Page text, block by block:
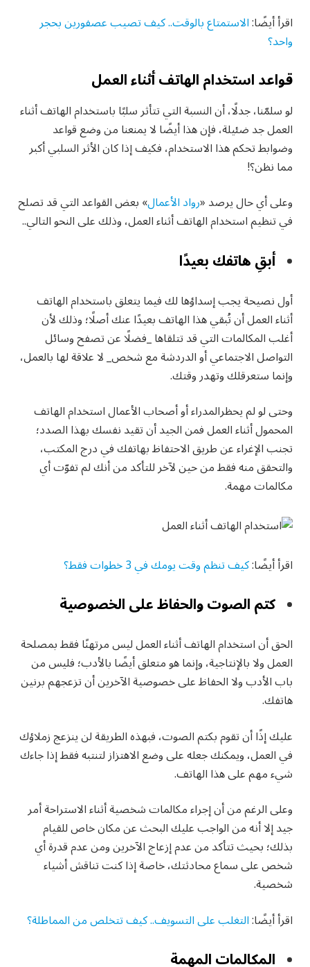
اقرأ أيضًا:الاستمتاع بالوقت.. كيف تصيب عصفورين بحجر
واحد؟
قواعد استخدام الهاتف أثناء العمل
لو سلمّنا، جدلًا، أن النسبة التي تتأثر سلبًا باستخدام الهاتف أثناء
العمل جد ضئيلة، فإن هذا أيضًا لا يمنعنا من وضع قواعد
وضوابط تحكم هذا الاستخدام، فكيف إذا كان الأثر السلبي أكبر
مما نظن؟!
وعلى أي حال يرصد «رواد الأعمال» بعض القواعد التي قد تصلح
في تنظيم استخدام الهاتف أثناء العمل، وذلك على النحو التالي..
أبقِ هاتفك بعيدًا
أول نصيحة يجب إسداؤها لك فيما يتعلق باستخدام الهاتف
أثناء العمل أن تُبقي هذا الهاتف بعيدًا عنك أصلًا؛ وذلك لأن
أغلب المكالمات التي قد تتلقاها _فضلًا عن تصفح وسائل
التواصل الاجتماعي أو الدردشة مع شخص_ لا علاقة لها بالعمل،
وإنما ستعرقلك وتهدر وقتك.
وحتى لو لم يحظرالمدراء أو أصحاب الأعمال استخدام الهاتف
المحمول أثناء العمل فمن الجيد أن تقيد نفسك بهذا الصدد؛
تجنب الإغراء عن طريق الاحتفاظ بهاتفك في درج المكتب،
والتحقق منه فقط من حين لآخر للتأكد من أنك لم تفوّت أي
مكالمات مهمة.
اقرأ أيضًا:كيف تنظم وقت يومك في 3 خطوات فقط؟
كتم الصوت والحفاظ على الخصوصية
الحق أن استخدام الهاتف أثناء العمل ليس مرتهنًا فقط بمصلحة
العمل ولا بالإنتاجية، وإنما هو متعلق أيضًا بالأدب؛ فليس من
باب الأدب ولا الحفاظ على خصوصية الآخرين أن تزعجهم برنين
هاتفك.
عليك إذًا أن تقوم بكتم الصوت، فبهذه الطريقة لن ينزعج زملاؤك
في العمل، ويمكنك جعله على وضع الاهتزاز لتنتبه فقط إذا جاءك
شيء مهم على هذا الهاتف.
وعلى الرغم من أن إجراء مكالمات شخصية أثناء الاستراحة أمر
جيد إلا أنه من الواجب عليك البحث عن مكان خاص للقيام
بذلك؛ بحيث تتأكد من عدم إزعاج الآخرين ومن عدم قدرة أي
شخص على سماع محادثتك، خاصة إذا كنت تناقش أشياء
شخصية.
اقرأ أيضًا:التغلب على التسويف.. كيف تتخلص من المماطلة؟
المكالمات المهمة